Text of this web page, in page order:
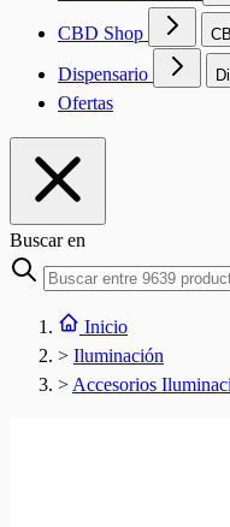
CBD Shop
Dispensario
Ofertas
Buscar en
Inicio
> Iluminación
> Accesorios